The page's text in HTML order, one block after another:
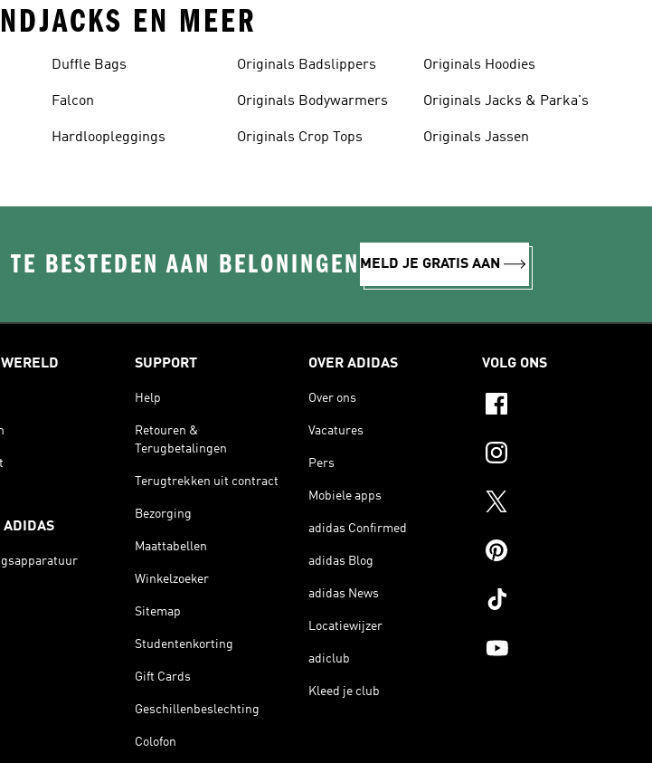
EN MEER
Duffle Bags
Falcon
Hardloopleggings
Originals Badslippers
Originals Bodywarmers
Originals Crop Tops
Originals Hoodies
Originals Jacks & Parka's
Originals Jassen
BESTEDEN AAN BELONINGEN MELD JE GRATIS AAN
ADIDAS
SUPPORT
Help
Retouren &
Terugbetalingen
Terugtrekken uit contract
Bezorging
Maattabellen
Winkelzoeker
Sitemap
Studentenkorting
Gift Cards
Geschillenbeslechting
Colofon
OVER ADIDAS
Over ons
Vacatures
Pers
Mobiele apps
adidas Confirmed
adidas Blog
adidas News
Locatiewijzer
adiclub
Kleed je club
VOLG ONS